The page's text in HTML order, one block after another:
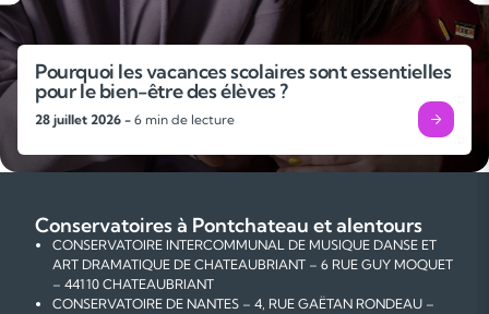
Pourquoi les vacances scolaires sont essentielles
pour le bien-être des élèves ?
28 juillet 2026 - 6 min de lecture
Conservatoires à Pontchateau et alentours
CONSERVATOIRE INTERCOMMUNAL DE MUSIQUE DANSE ET
ART DRAMATIQUE DE CHATEAUBRIANT – 6 RUE GUY MOQUET
– 44110 CHATEAUBRIANT
CONSERVATOIRE DE NANTES – 4, RUE GAËTAN RONDEAU –